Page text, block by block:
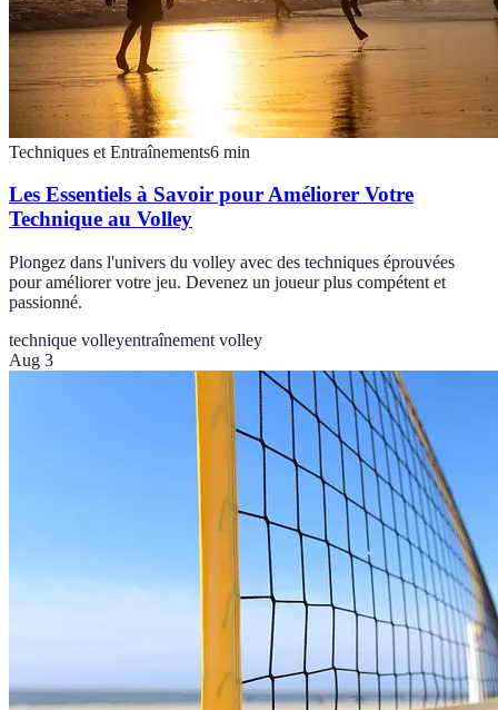
Techniques et Entraînements6 min
Les Essentiels à Savoir pour Améliorer Votre
Technique au Volley
Plongez dans l'univers du volley avec des techniques éprouvées
pour améliorer votre jeu. Devenez un joueur plus compétent et
passionné.
technique volleyentraînement volley
Aug 3